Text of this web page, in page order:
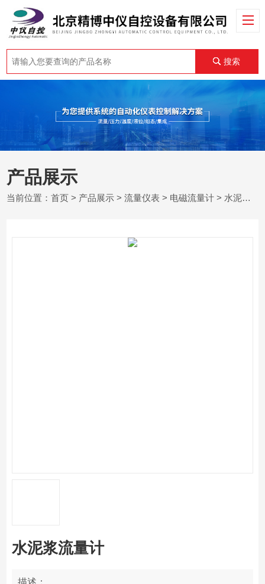
搜索
产品展示
当前位置：首页 > 产品展示 >流量仪表 > 电磁流量计 > 水泥浆流量计
水泥浆流量计
描述：